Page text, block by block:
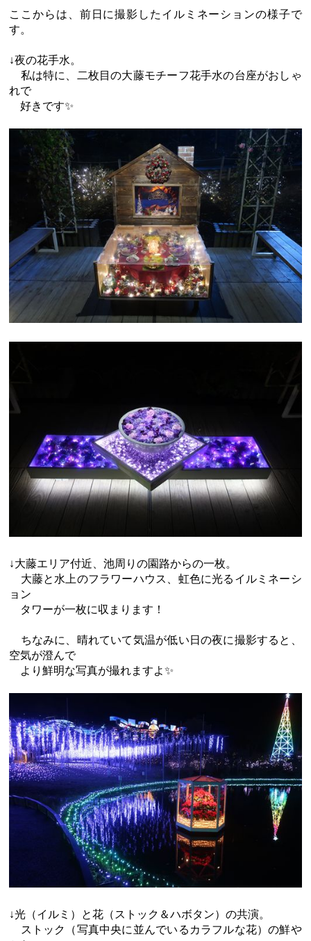
ここからは、前日に撮影したイルミネーションの様子で
す。
↓夜の花手水。
私は特に、二枚目の大藤モチーフ花手水の台座がおしゃ
れで
好きです✨
↓大藤エリア付近、池周りの園路からの一枚。
大藤と水上のフラワーハウス、虹色に光るイルミネーシ
ョン
タワーが一枚に収まります！
ちなみに、晴れていて気温が低い日の夜に撮影すると、
空気が澄んで
より鮮明な写真が撮れますよ✨
↓光（イルミ）と花（ストック＆ハボタン）の共演。
ストック（写真中央に並んでいるカラフルな花）の鮮や